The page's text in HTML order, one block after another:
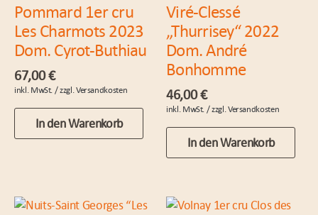
Pommard 1er cru
Les Charmots 2023
Dom. Cyrot-Buthiau
67,00€
In den Warenkorb
Viré-Clessé
„Thurrisey“ 2022
Dom. André
Bonhomme
46,00€
In den Warenkorb